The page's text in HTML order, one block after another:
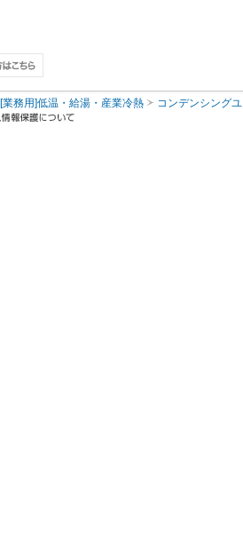
[業務用]低温・給湯・産業冷熱 コンデンシング